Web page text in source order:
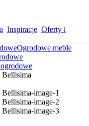
Inspiracje Oferty i
Ogrodowe meble